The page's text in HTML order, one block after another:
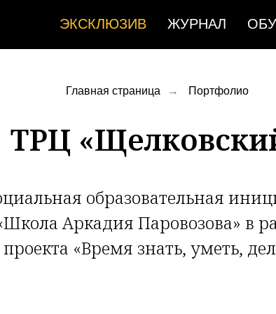
ЭКСКЛЮЗИВ ЖУРНАЛ
Главная страница → Портфолио
ТРЦ
образовательная
Аркадия Паровозова» в
проекта «Время знать, уметь,